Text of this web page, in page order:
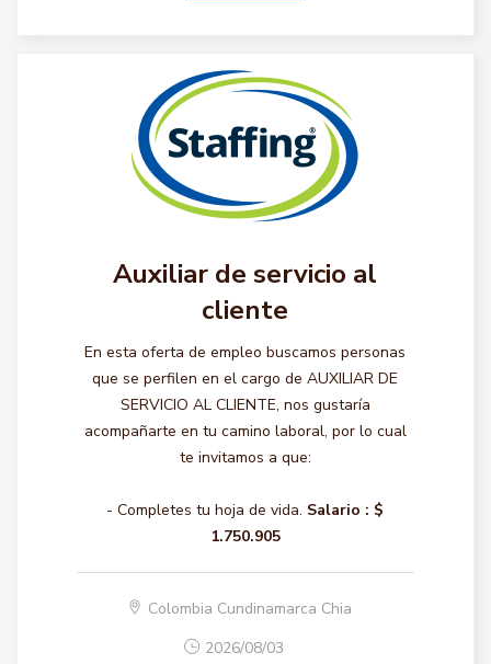
Auxiliar de servicio al
cliente
En esta oferta de empleo buscamos personas
que se perfilen en el cargo de AUXILIAR DE
SERVICIO AL CLIENTE, nos gustaría
acompañarte en tu camino laboral, por lo cual
te invitamos a que:
- Completes tu hoja de vida. Salario : $
1.750.905
Colombia Cundinamarca Chia
2026/08/03